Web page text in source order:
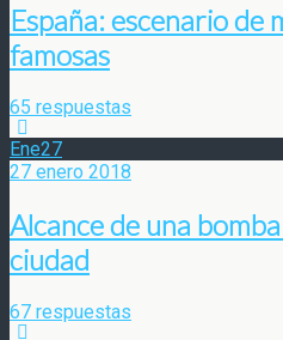
España: escenario de
famosas
65 respuestas
Ene27
27 enero 2018
Alcance de una
ciudad
67 respuestas